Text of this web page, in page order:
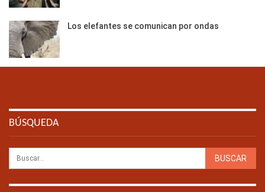
Los elefantes se comunican por ondas
BÚSQUEDA